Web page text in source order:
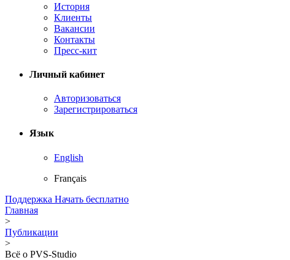
История
Клиенты
Вакансии
Контакты
Пресс-кит
Личный кабинет
Авторизоваться
Зарегистрироваться
Язык
English
Français
Поддержка Начать бесплатно
Главная
>
Публикации
>
Всё о PVS-Studio